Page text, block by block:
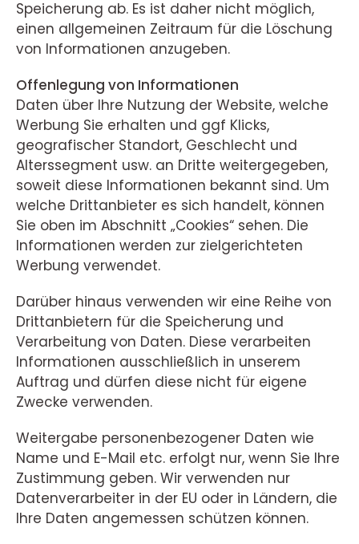
Speicherung ab. Es ist daher nicht möglich,
einen allgemeinen Zeitraum für die Löschung
von Informationen anzugeben.
Offenlegung von Informationen
Daten über Ihre Nutzung der Website, welche
Werbung Sie erhalten und ggf Klicks,
geografischer Standort, Geschlecht und
Alterssegment usw. an Dritte weitergegeben,
soweit diese Informationen bekannt sind. Um
welche Drittanbieter es sich handelt, können
Sie oben im Abschnitt „Cookies“ sehen. Die
Informationen werden zur zielgerichteten
Werbung verwendet.
Darüber hinaus verwenden wir eine Reihe von
Drittanbietern für die Speicherung und
Verarbeitung von Daten. Diese verarbeiten
Informationen ausschließlich in unserem
Auftrag und dürfen diese nicht für eigene
Zwecke verwenden.
Weitergabe personenbezogener Daten wie
Name und E-Mail etc. erfolgt nur, wenn Sie Ihre
Zustimmung geben. Wir verwenden nur
Datenverarbeiter in der EU oder in Ländern, die
Ihre Daten angemessen schützen können.